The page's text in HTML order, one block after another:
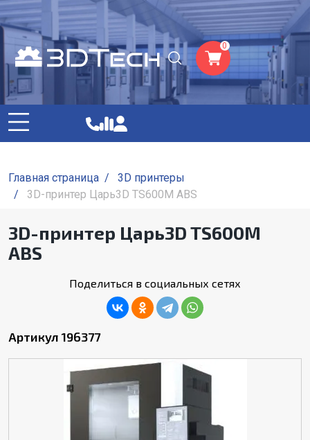
0
Главная страница /
3D принтеры
/
3D-принтер Царь3D TS600M ABS
3D-принтер Царь3D TS600M
ABS
Поделиться в социальных сетях
Артикул 196377